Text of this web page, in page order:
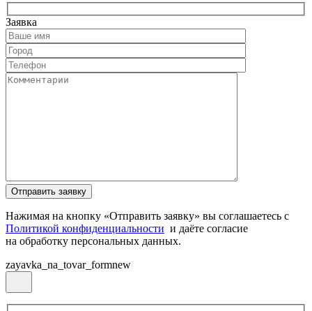
Заявка
Нажимая на кнопку «Отправить заявку» вы соглашаетесь с
Политикой конфиденциальности и даёте согласие
на обработку персональных данных.
zayavka_na_tovar_formnew